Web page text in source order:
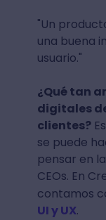
"Un
una buena
usuario."
¿Qué tan
digitales
clientes?
se puede
pensar en
CEOs. En
contamos
UI y UX.